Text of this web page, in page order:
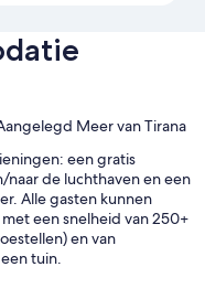
Meer van Tirana
een gratis
de luchthaven en een
Alle gasten kunnen
een snelheid van 250+
en van
tuin.